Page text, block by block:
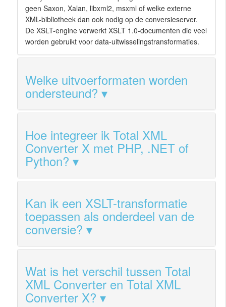
geen Saxon, Xalan, libxml2, msxml of welke externe
XML-bibliotheek dan ook nodig op de conversieserver.
De XSLT-engine verwerkt XSLT 1.0-documenten die veel
worden gebruikt voor data-uitwisselingstransformaties.
Welke uitvoerformaten worden
ondersteund?
Hoe integreer ik Total XML
Converter X met PHP, .NET of
Python?
Kan ik een XSLT-transformatie
toepassen als onderdeel van de
conversie?
Wat is het verschil tussen Total
XML Converter en Total XML
Converter X?